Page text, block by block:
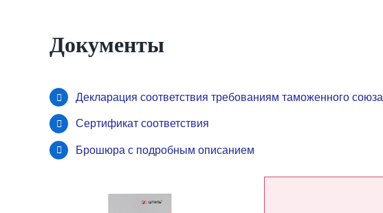
Документы
Декларация соответствия требованиям таможенного союза
Сертификат соответствия
Брошюра с подробным описанием